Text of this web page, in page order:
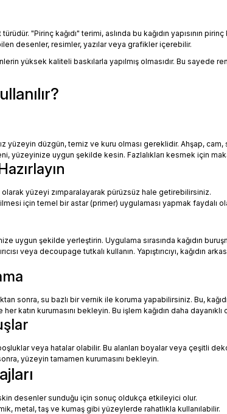
"Pirinç kağıdı" terimi, aslında bu kağıdın yapısının
desenler, resimler, yazılar veya grafikler içerebilir.
yüksek kaliteli baskılarla yapılmış olmasıdır. Bu sayede
yüzeyin düzgün, temiz ve kuru olması gereklidir. Ahşap,
yüzeyinize uygun şekilde kesin. Fazlalıkları kesmek için
olarak yüzeyi zımparalayarak pürüzsüz hale getirebilirsiniz.
için temel bir astar (primer) uygulaması yapmak faydalı
uygun şekilde yerleştirin. Uygulama sırasında kağıdın
veya decoupage tutkalı kullanın. Yapıştırıcıyı,
sonra, su bazlı bir vernik ile koruma yapabilirsiniz. Bu,
katın kurumasını bekleyin. Bu işlem kağıdın daha dayanıklı
veya hatalar olabilir. Bu alanları boyalar veya çeşitli
yüzeyin tamamen kurumasını bekleyin.
desenler sunduğu için sonuç oldukça etkileyici olur.
metal, taş ve kumaş gibi yüzeylerde rahatlıkla kullanılabilir.